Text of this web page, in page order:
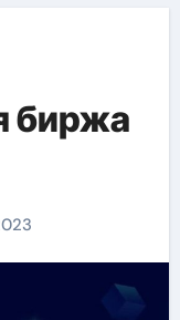
биржа